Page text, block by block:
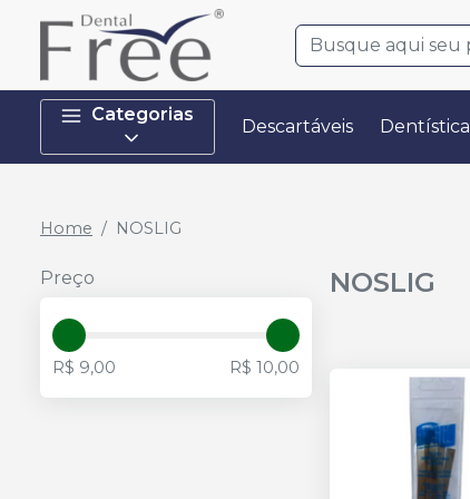
Categorias
Descartáveis Dentística
Home NOSLIG
Preço
R$ 9,00 R$ 10,00
NOSLIG